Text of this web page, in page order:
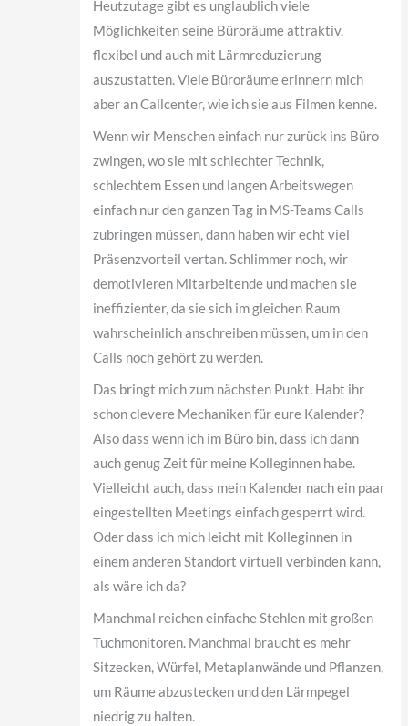
Heutzutage gibt es unglaublich viele
Möglichkeiten seine Büroräume attraktiv,
flexibel und auch mit Lärmreduzierung
auszustatten. Viele Büroräume erinnern mich
aber an Callcenter, wie ich sie aus Filmen kenne.
Wenn wir Menschen einfach nur zurück ins Büro
zwingen, wo sie mit schlechter Technik,
schlechtem Essen und langen Arbeitswegen
einfach nur den ganzen Tag in MS-Teams Calls
zubringen müssen, dann haben wir echt viel
Präsenzvorteil vertan. Schlimmer noch, wir
demotivieren Mitarbeitende und machen sie
ineffizienter, da sie sich im gleichen Raum
wahrscheinlich anschreiben müssen, um in den
Calls noch gehört zu werden.
Das bringt mich zum nächsten Punkt. Habt ihr
schon clevere Mechaniken für eure Kalender?
Also dass wenn ich im Büro bin, dass ich dann
auch genug Zeit für meine Kolleginnen habe.
Vielleicht auch, dass mein Kalender nach ein paar
eingestellten Meetings einfach gesperrt wird.
Oder dass ich mich leicht mit Kolleginnen in
einem anderen Standort virtuell verbinden kann,
als wäre ich da?
Manchmal reichen einfache Stehlen mit großen
Tuchmonitoren. Manchmal braucht es mehr
Sitzecken, Würfel, Metaplanwände und Pflanzen,
um Räume abzustecken und den Lärmpegel
niedrig zu halten.